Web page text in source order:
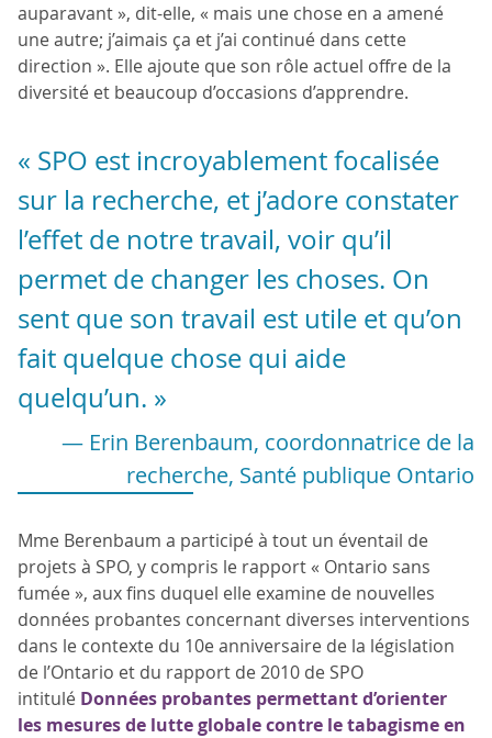
auparavant », dit-elle, « mais une chose en a amené
une autre; j’aimais ça et j’ai continué dans cette
direction ». Elle ajoute que son rôle actuel offre de la
diversité et beaucoup d’occasions d’apprendre.
« SPO est incroyablement focalisée
sur la recherche, et j’adore constater
l’effet de notre travail, voir qu’il
permet de changer les choses. On
sent que son travail est utile et qu’on
fait quelque chose qui aide
quelqu’un. »
— Erin Berenbaum, coordonnatrice de la
recherche, Santé publique Ontario
Mme Berenbaum a participé à tout un éventail de
projets à SPO, y compris le rapport « Ontario sans
fumée », aux fins duquel elle examine de nouvelles
données probantes concernant diverses interventions
dans le contexte du 10e anniversaire de la législation
de l’Ontario et du rapport de 2010 de SPO
intitulé Données probantes permettant d’orienter
les mesures de lutte globale contre le tabagisme en